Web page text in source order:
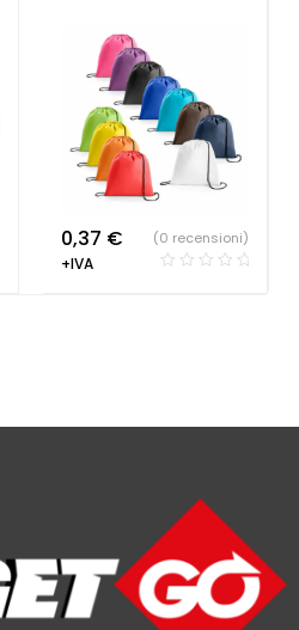
0,37 €
+IVA
(0 recensioni)